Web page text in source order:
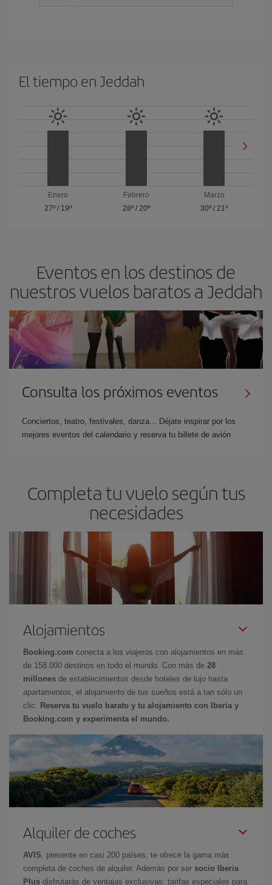
El tiempo en Jeddah
Enero
27º/ 19º
Febrero
28º/ 20º
Marzo
30º /21º
Eventos en los destinos de
nuestros vuelos baratos a Jeddah
Consulta los próximos eventos
Conciertos, teatro, festivales, danza... Déjate inspirar por los
mejores eventos del calendario y reserva tu billete de avión
Completa tu vuelo según tus
necesidades
Alojamientos
Booking.com conecta a los viajeros con alojamientos en más
de 158.000 destinos en todo el mundo. Con más de 28
millones de establecimientos desde hoteles de lujo hasta
apartamentos, el alojamiento de tus sueños está a tan sólo un
clic. Reserva tu vuelo barato y tu alojamiento con Iberia y
Booking.com y experimenta el mundo.
Alquiler de coches
AVIS, presente en casi 200 países, te ofrece la gama más
completa de coches de alquiler. Además por ser socio Iberia
Plus disfrutarás de ventajas exclusivas: tarifas especiales para